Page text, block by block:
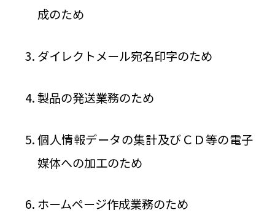
成のため
ダイレクトメール宛名印字のため
製品の発送業務のため
個人情報データの集計及びＣＤ等の電子
媒体への加工のため
ホームページ作成業務のため